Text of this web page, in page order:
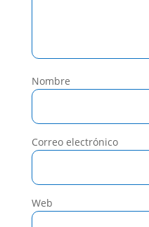
Nombre
Correo electrónico
Web